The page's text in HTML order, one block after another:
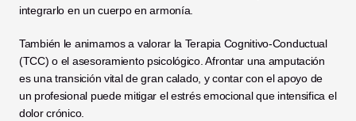
integrarlo en un cuerpo en armonía.
También le animamos a valorar la Terapia Cognitivo-Conductual
(TCC) o el asesoramiento psicológico. Afrontar una amputación
es una transición vital de gran calado, y contar con el apoyo de
un profesional puede mitigar el estrés emocional que intensifica el
dolor crónico.